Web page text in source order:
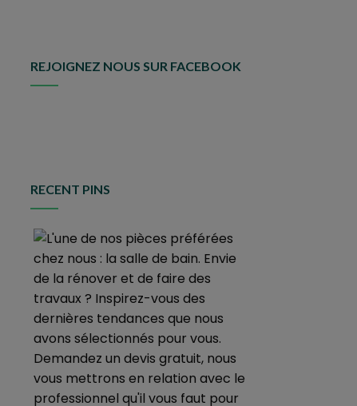
REJOIGNEZ NOUS SUR FACEBOOK
RECENT PINS